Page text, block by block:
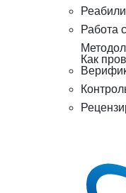
Работа
Как